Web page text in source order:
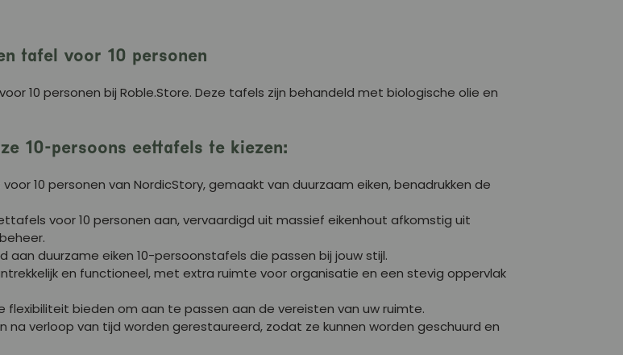
tafel voor 10 personen
10 personen bij Roble.Store. Deze tafels zijn behandeld met biologische olie en
10-persoons eettafels te kiezen:
voor 10 personen van NordicStory, gemaakt van duurzaam eiken, benadrukken de
voor 10 personen aan, vervaardigd uit massief eikenhout afkomstig uit
aan duurzame eiken 10-persoonstafels die passen bij jouw stijl.
en functioneel, met extra ruimte voor organisatie en een stevig oppervlak
bieden om aan te passen aan de vereisten van uw ruimte.
na verloop van tijd worden gerestaureerd, zodat ze kunnen worden geschuurd en